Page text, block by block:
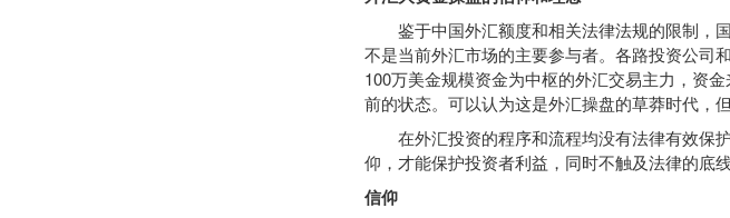
鉴于中国外汇额度和相关法律法规的限制，
不是当前外汇市场的主要参与者。各路投资公司
100万美金规模资金为中枢的外汇交易主力，资
前的状态。可以认为这是外汇操盘的草莽时代，
在外汇投资的程序和流程均没有法律有效保
仰，才能保护投资者利益，同时不触及法律的底线
信仰